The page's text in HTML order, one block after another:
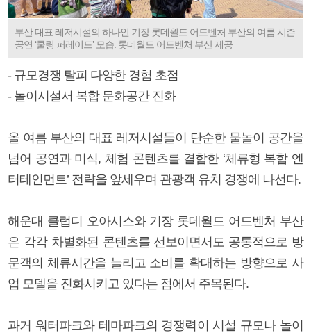
부산 대표 레저시설의 하나인 기장 롯데월드 어드벤처 부산의 여름 시즌
공연 ‘쿨링 퍼레이드’ 모습. 롯데월드 어드벤처 부산 제공
- 규모경쟁 탈피 다양한 경험 초점
- 놀이시설서 복합 문화공간 진화
올 여름 부산의 대표 레저시설들이 단순한 물놀이 공간을
넘어 공연과 미식, 체험 콘텐츠를 결합한 ‘체류형 복합 엔
터테인먼트’ 전략을 앞세우며 관광객 유치 경쟁에 나선다.
해운대 클럽디 오아시스와 기장 롯데월드 어드벤처 부산
은 각각 차별화된 콘텐츠를 선보이면서도 공통적으로 방
문객의 체류시간을 늘리고 소비를 확대하는 방향으로 사
업 모델을 진화시키고 있다는 점에서 주목된다.
과거 워터파크와 테마파크의 경쟁력이 시설 규모나 놀이